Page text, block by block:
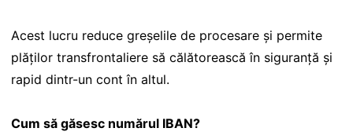
Acest lucru reduce greșelile de procesare și permite
plăților transfrontaliere să călătorească în siguranță și
rapid dintr-un cont în altul.
Cum să găsesc numărul IBAN?